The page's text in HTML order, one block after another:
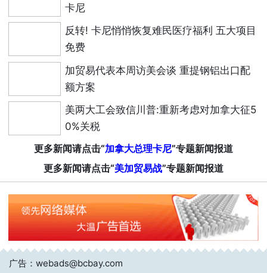
卡尼
反转! 卡尼悄悄恢复难民医疗福利 五大项目
免费
加贸易代表本周访美会谈 重提钢铝出口配
额方案
美两大工会致信川普:重新考虑对加拿大征5
0%关税
更多新闻请点击“加拿大总理卡尼”专题新闻报道
更多新闻请点击“美加贸易战”专题新闻报道
广告：webads@bcbay.com